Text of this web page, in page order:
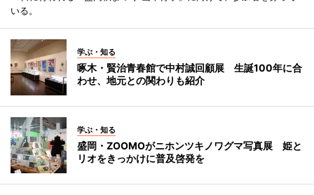
いる。
学ぶ・知る
啄木・賢治青春館で中村誠回顧展 生誕100年に合
わせ、地元との関わりも紹介
学ぶ・知る
盛岡・ZOOMOがニホンツキノワグマ写真展 姫と
リオをきっかけに普及啓発を